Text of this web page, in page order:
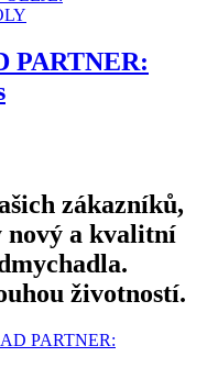
PARTNER:
zákazníků,
nový a kvalitní
životností.
PARTNER: